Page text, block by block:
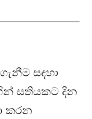
සඳහා
සතියකට දින
කරන